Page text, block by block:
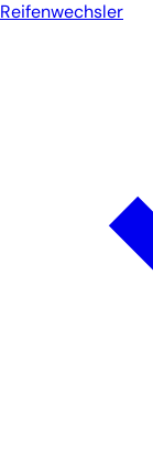
Reifenwechsler